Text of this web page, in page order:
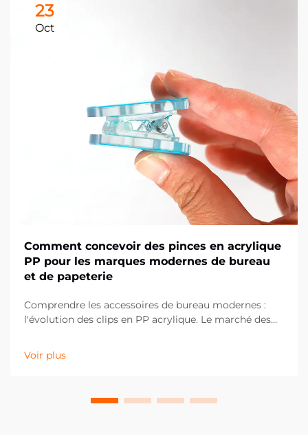
23
Oct
Comment concevoir des pinces en acrylique
PP pour les marques modernes de bureau
et de papeterie
Comprendre les accessoires de bureau modernes :
l'évolution des clips en PP acrylique. Le marché des
cours de la dernière décennie, les clips en PP
acrylique s'imposant comme un élément essentiel
Voir plus